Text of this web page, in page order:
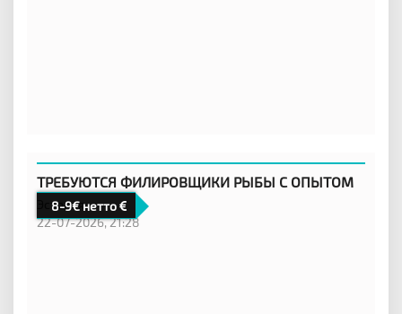
8-9€ нетто
ТРЕБУЮТСЯ ФИЛИРОВЩИКИ РЫБЫ С ОПЫТОМ
Эстония,
22-07-2026, 21:28